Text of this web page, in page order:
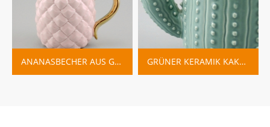
ANANASBECHER AUS GOLDFARBENEM KERAMIK GRÜNER KERAMIK KAKTUS BECHER HERSTELLER